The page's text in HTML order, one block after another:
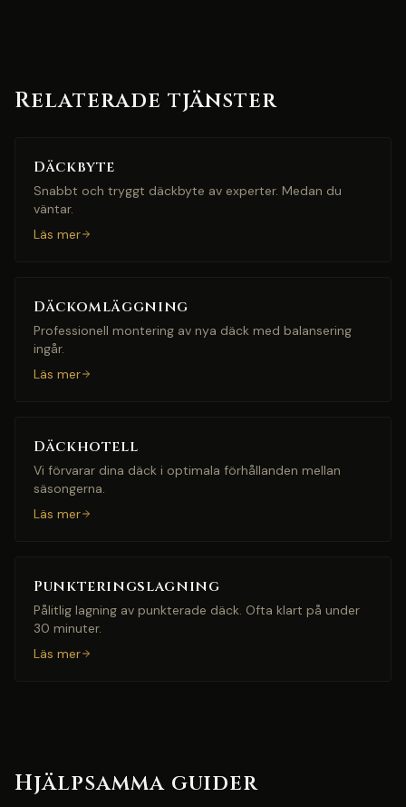
Relaterade tjänster
Däckbyte
Snabbt och tryggt däckbyte av experter. Medan du
väntar.
Läs mer
Däckomläggning
Professionell montering av nya däck med balansering
ingår.
Läs mer
Däckhotell
Vi förvarar dina däck i optimala förhållanden mellan
säsongerna.
Läs mer
Punkteringslagning
Pålitlig lagning av punkterade däck. Ofta klart på under
30 minuter.
Läs mer
Hjälpsamma guider